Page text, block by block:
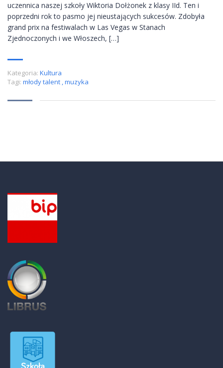
uczennica naszej szkoły Wiktoria Dołżonek z klasy IId. Ten i
poprzedni rok to pasmo jej nieustających sukcesów. Zdobyła
grand prix na festiwalach w Las Vegas w Stanach
Zjednoczonych i we Włoszech, […]
Kategoria: Kultura
Tagi: młody talent ,muzyka